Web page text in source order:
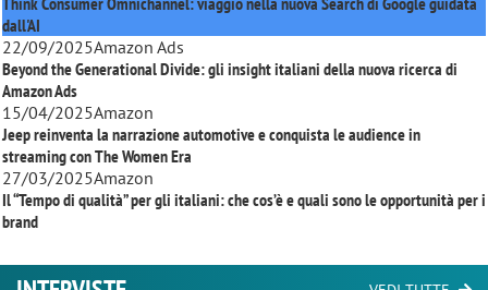
il wireless per ricevere e trasmettere messaggi entro
brevi distanze a uno smartphone dotato dell'app del
retailer e con il Bluetooth attivato. Questi strumenti
non trasmettono dati personali dell’utente, ma solo le
informazioni sulla sua posizione geografica e le
interazioni dell’app.
Sempre attraverso un’apposita applicazione che viene
il codice QR, che viene inserito negli spazi fisici o sui
dall'AI
22/09/2025Amazon Ads
Beyond the Generational Divide: gli insight italiani della nuova ricerca di
Amazon Ads
15/04/2025Amazon
Jeep reinventa la narrazione automotive e conquista le audience in
streaming conThe Women Era
27/03/2025Amazon
Il “Tempo di qualità” per gli italiani: che cos’è e quali sono le opportunità per i
brand